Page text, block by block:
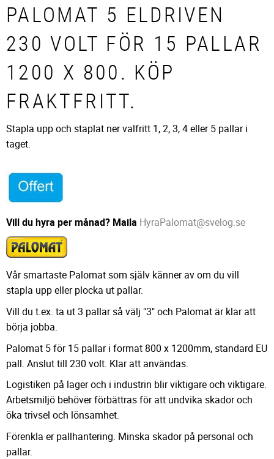
PALOMAT 5 ELDRIVEN
230 VOLT FÖR 15 PALLAR
1200 X 800. KÖP
FRAKTFRITT.
Stapla upp och staplat ner valfritt 1, 2, 3, 4 eller 5 pallar i
taget.
Vill du hyra per månad? Maila HyraPalomat@svelog.se
Vår smartaste Palomat som själv känner av om du vill
stapla upp eller plocka ut pallar.
Vill du t.ex. ta ut 3 pallar så välj "3" och Palomat är klar att
börja jobba.
Palomat 5 för 15 pallar i format 800 x 1200mm, standard EU
pall. Anslut till 230 volt. Klar att användas.
Logistiken på lager och i industrin blir viktigare och viktigare.
Arbetsmiljö behöver förbättras för att undvika skador och
öka trivsel och lönsamhet.
Förenkla er pallhantering. Minska skador på personal och
pallar.